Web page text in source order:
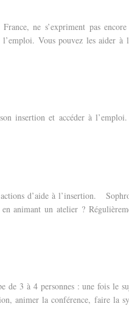
France, ne s’expriment pas
Vous pouvez les aider
insertion et accéder à l’emploi.
actions d’aide à l’insertion.
animant un atelier ?
de 3 à 4 personnes : une fois le
animer la conférence, faire la